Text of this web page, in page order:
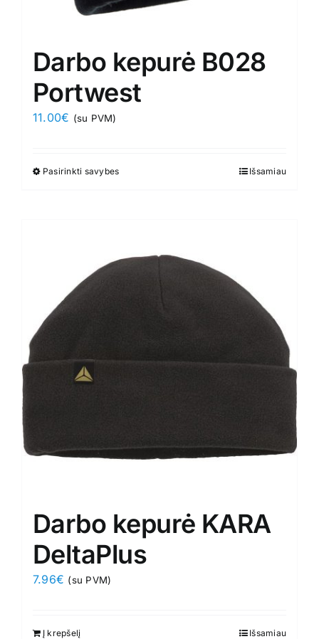
Darbo kepurė B028
Portwest
11.00€ (su PVM)
Pasirinkti savybesThis
Išsamiau
Darbo kepurė KARA
DeltaPlus
7.96€ (su PVM)
Į krepšelį Išsamiau